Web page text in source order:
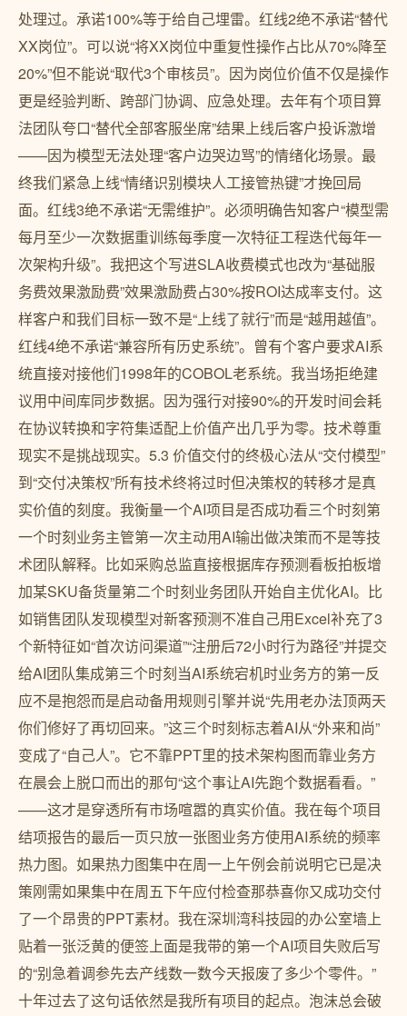
处理过。承诺100%等于给自己埋雷。红线2绝不承诺“替代
XX岗位”。可以说“将XX岗位中重复性操作占比从70%降至
20%”但不能说“取代3个审核员”。因为岗位价值不仅是操作
更是经验判断、跨部门协调、应急处理。去年有个项目算
法团队夸口“替代全部客服坐席”结果上线后客户投诉激增
——因为模型无法处理“客户边哭边骂”的情绪化场景。最
终我们紧急上线“情绪识别模块人工接管热键”才挽回局
面。红线3绝不承诺“无需维护”。必须明确告知客户“模型需
每月至少一次数据重训练每季度一次特征工程迭代每年一
次架构升级”。我把这个写进SLA收费模式也改为“基础服
务费效果激励费”效果激励费占30%按ROI达成率支付。这
样客户和我们目标一致不是“上线了就行”而是“越用越值”。
红线4绝不承诺“兼容所有历史系统”。曾有个客户要求AI系
统直接对接他们1998年的COBOL老系统。我当场拒绝建
议用中间库同步数据。因为强行对接90%的开发时间会耗
在协议转换和字符集适配上价值产出几乎为零。技术尊重
现实不是挑战现实。5.3 价值交付的终极心法从“交付模型”
到“交付决策权”所有技术终将过时但决策权的转移才是真
实价值的刻度。我衡量一个AI项目是否成功看三个时刻第
一个时刻业务主管第一次主动用AI输出做决策而不是等技
术团队解释。比如采购总监直接根据库存预测看板拍板增
加某SKU备货量第二个时刻业务团队开始自主优化AI。比
如销售团队发现模型对新客预测不准自己用Excel补充了3
个新特征如“首次访问渠道”“注册后72小时行为路径”并提交
给AI团队集成第三个时刻当AI系统宕机时业务方的第一反
应不是抱怨而是启动备用规则引擎并说“先用老办法顶两天
你们修好了再切回来。”这三个时刻标志着AI从“外来和尚”
变成了“自己人”。它不靠PPT里的技术架构图而靠业务方
在晨会上脱口而出的那句“这个事让AI先跑个数据看看。”
——这才是穿透所有市场喧嚣的真实价值。我在每个项目
结项报告的最后一页只放一张图业务方使用AI系统的频率
热力图。如果热力图集中在周一上午例会前说明它已是决
策刚需如果集中在周五下午应付检查那恭喜你又成功交付
了一个昂贵的PPT素材。我在深圳湾科技园的办公室墙上
贴着一张泛黄的便签上面是我带的第一个AI项目失败后写
的“别急着调参先去产线数一数今天报废了多少个零件。”
十年过去了这句话依然是我所有项目的起点。泡沫总会破